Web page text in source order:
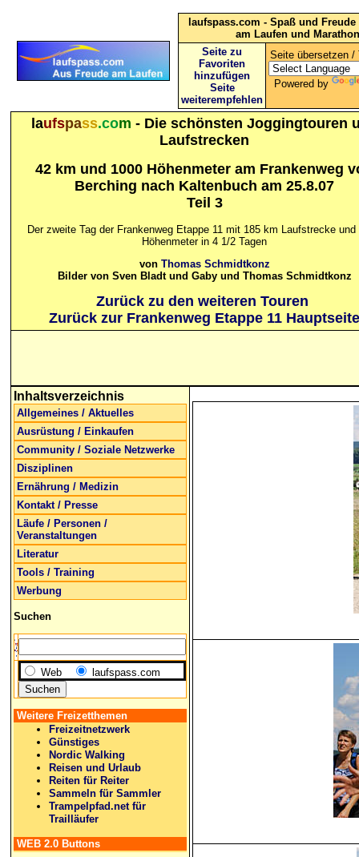
laufspass.com - Spaß und
am Laufen und Marathon
Seite zu
Favoriten
hinzufügen
Seite
weiterempfehlen
Seite übersetzen /
Powered by
laufspass.com - Die schönsten Joggingtouren
Laufstrecken
42 km und 1000 Höhenmeter am Frankenweg
Berching nach Kaltenbuch am 25.8.07
Teil 3
Der zweite Tag der Frankenweg Etappe 11 mit 185 km Laufstrecke und
Höhenmeter in 4 1/2 Tagen
von Thomas Schmidtkonz
Bilder von Sven Bladt und Gaby und Thomas Schmidtkonz
Zurück zu den weiteren Touren
Zurück zur Frankenweg Etappe 11 Hauptseite
Inhaltsverzeichnis
Allgemeines / Aktuelles
Ausrüstung / Einkaufen
Community / Soziale Netzwerke
Disziplinen
Ernährung / Medizin
Kontakt / Presse
Läufe / Personen /
Veranstaltungen
Literatur
Tools / Training
Werbung
Suchen
Web laufspass.com
Weitere Freizetthemen
Freizeitnetzwerk
Günstiges
Nordic Walking
Reisen und Urlaub
Reiten für Reiter
Sammeln für Sammler
Trampelpfad.net für
Trailläufer
WEB 2.0 Buttons